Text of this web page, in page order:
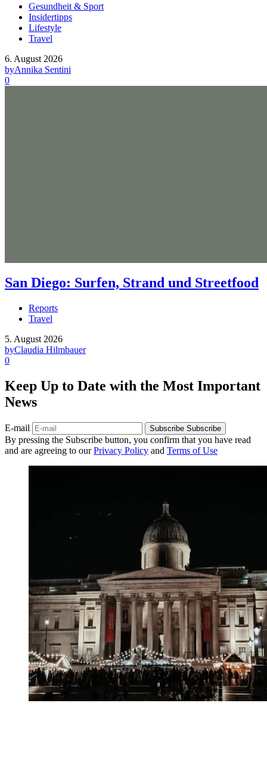
Gesundheit & Sport
Insidertipps
Lifestyle
Travel
6. August 2026
byAnnika Sentini
0
San Diego: Surfen, Strand und Streetfood
Reports
Travel
5. August 2026
byClaudia Hilmbauer
0
Keep Up to Date with the Most Important
News
E-mail Subscribe Subscribe
By pressing the Subscribe button, you confirm that you have read
and are agreeing to ourPrivacy Policy and Terms of Use